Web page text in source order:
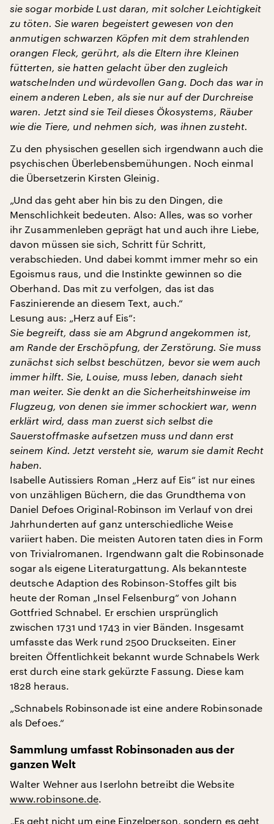
sie sogar morbide Lust daran, mit solcher Leichtigkeit
zu töten. Sie waren begeistert gewesen von den
anmutigen schwarzen Köpfen mit dem strahlenden
orangen Fleck, gerührt, als die Eltern ihre Kleinen
fütterten, sie hatten gelacht über den zugleich
watschelnden und würdevollen Gang. Doch das war in
einem anderen Leben, als sie nur auf der Durchreise
waren. Jetzt sind sie Teil dieses Ökosystems, Räuber
wie die Tiere, und nehmen sich, was ihnen zusteht.
Zu den physischen gesellen sich irgendwann auch die
psychischen Überlebensbemühungen. Noch einmal
die Übersetzerin Kirsten Gleinig.
„Und das geht aber hin bis zu den Dingen, die
Menschlichkeit bedeuten. Also: Alles, was so vorher
ihr Zusammenleben geprägt hat und auch ihre Liebe,
davon müssen sie sich, Schritt für Schritt,
verabschieden. Und dabei kommt immer mehr so ein
Egoismus raus, und die Instinkte gewinnen so die
Oberhand. Das mit zu verfolgen, das ist das
Faszinierende an diesem Text, auch.“
Lesung aus: „Herz auf Eis“:
Sie begreift, dass sie am Abgrund angekommen ist,
am Rande der Erschöpfung, der Zerstörung. Sie muss
zunächst sich selbst beschützen, bevor sie wem auch
immer hilft. Sie, Louise, muss leben, danach sieht
man weiter. Sie denkt an die Sicherheitshinweise im
Flugzeug, von denen sie immer schockiert war, wenn
erklärt wird, dass man zuerst sich selbst die
Sauerstoffmaske aufsetzen muss und dann erst
seinem Kind. Jetzt versteht sie, warum sie damit Recht
haben.
Isabelle Autissiers Roman „Herz auf Eis“ ist nur eines
von unzähligen Büchern, die das Grundthema von
Daniel Defoes Original-Robinson im Verlauf von drei
Jahrhunderten auf ganz unterschiedliche Weise
variiert haben. Die meisten Autoren taten dies in Form
von Trivialromanen. Irgendwann galt die Robinsonade
sogar als eigene Literaturgattung. Als bekannteste
deutsche Adaption des Robinson-Stoffes gilt bis
heute der Roman „Insel Felsenburg“ von Johann
Gottfried Schnabel. Er erschien ursprünglich
zwischen 1731 und 1743 in vier Bänden. Insgesamt
umfasste das Werk rund 2500 Druckseiten. Einer
breiten Öffentlichkeit bekannt wurde Schnabels Werk
erst durch eine stark gekürzte Fassung. Diese kam
1828 heraus.
„Schnabels Robinsonade ist eine andere Robinsonade
als Defoes.“
Sammlung umfasst Robinsonaden aus der
ganzen Welt
Walter Wehner aus Iserlohn betreibt die Website
www.robinsone.de.
„Es geht nicht um eine Einzelperson, sondern es geht